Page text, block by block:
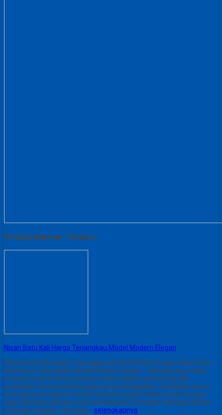
Produk Marmer Terbaru
Nisan Batu Kali Harga Terjangkau Model Modern Elegan
Nisan Batu Kali Harga Terjangkau Model Modern Elegan Nisan Batu
Kali Harga Terjangkau Model Modern Elegan – Mengenang orang
terkasih yang telah berpulang adalah bagian terpenting dari
perjalanan emosional keluarga yang ditinggalkan. Pemilihan nisan
atau kijing seringkali menjadi wujud penghormatan terakhir yang
ingin diberikan dengan penuh ketulusan. Di tengah berbagai pilihan
material modern, nisn batu… selengkapnya